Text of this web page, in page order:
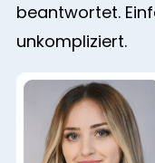
beantwortet.
unkompliziert.